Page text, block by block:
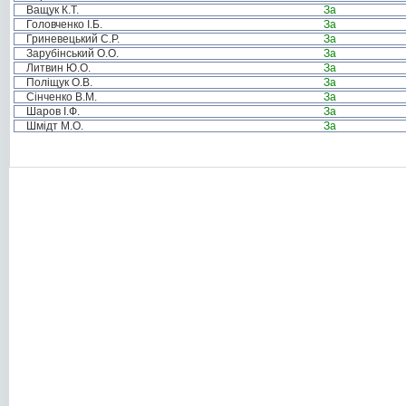
Ващук К.Т.
За
Головченко І.Б.
За
Гриневецький С.Р.
За
Зарубінський О.О.
За
Литвин Ю.О.
За
Поліщук О.В.
За
Сінченко В.М.
За
Шаров І.Ф.
За
Шмідт М.О.
За